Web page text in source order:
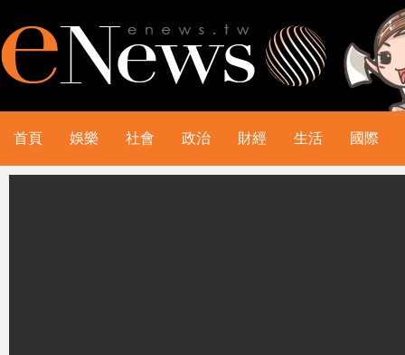
首頁 娛樂 社會 政治 財經 生活 國際